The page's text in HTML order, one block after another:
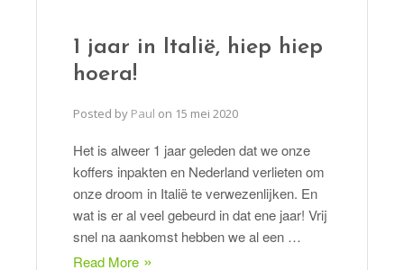
1 jaar in Italië, hiep hiep
hoera!
Posted by Paul on 15 mei 2020
Het is alweer 1 jaar geleden dat we onze
koffers inpakten en Nederland verlieten om
onze droom in Italië te verwezenlijken. En
wat is er al veel gebeurd in dat ene jaar! Vrij
snel na aankomst hebben we al een …
Read More